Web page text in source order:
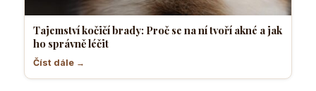
Tajemství kočičí brady: Proč se na ní tvoří akné a jak
ho správně léčit
Číst dále →